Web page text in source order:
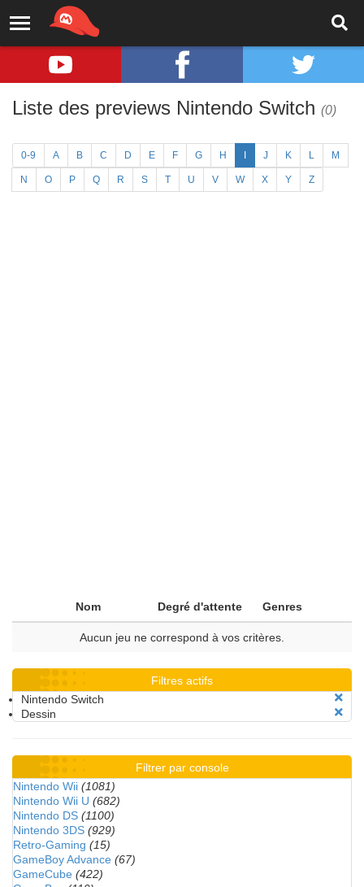
Liste des previews Nintendo Switch (0)
0-9 A B C D E F G H J K L M
N O P Q R S T U V W X Y Z
Nom Degré d'attente Genres
Aucun jeu ne correspond à vos critères.
Filtres actifs
Nintendo Switch
Dessin
Filtrer par console
Nintendo Wii (1081)
Nintendo Wii U (682)
Nintendo DS (1100)
Nintendo 3DS (929)
Retro-Gaming (15)
GameBoy Advance (67)
GameCube (422)